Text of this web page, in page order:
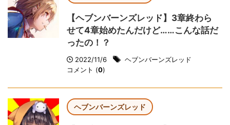
【ヘブンバーンズレッド】3章終わら
せて4章始めたんだけど……こんな話だ
ったの！？
2022/11/6
ヘブンバーンズレッド
コメント (0)
ヘブンバーンズレッド